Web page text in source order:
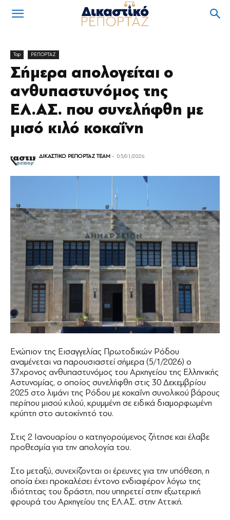
Top ΡΕΠΟΡΤΑΖ
Σήμερα απολογείται ο
ανθυπαστυνόμος της
ΕΛ.ΑΣ. που συνελήφθη με
μισό κιλό κοκαΐνη
ΔΙΚΑΣΤΙΚΟ ΡΕΠΟΡΤΑΖ TEAM - 05/01/2026
Ενώπιον της Εισαγγελίας Πρωτοδικών Ρόδου
αναμένεται να παρουσιαστεί σήμερα (5/1/2026) ο
37χρονος ανθυπαστυνόμος του Αρχηγείου της Ελληνικής
Αστυνομίας, ο οποίος συνελήφθη στις 30 Δεκεμβρίου
2025 στο λιμάνι της Ρόδου με κοκαΐνη συνολικού βάρους
περίπου μισού κιλού, κρυμμένη σε ειδικά διαμορφωμένη
κρύπτη στο αυτοκίνητό του.
Στις 2 Ιανουαρίου ο κατηγορούμενος ζήτησε και έλαβε
προθεσμία για την απολογία του.
Στο μεταξύ, συνεχίζονται οι έρευνες για την υπόθεση, η
οποία έχει προκαλέσει έντονο ενδιαφέρον λόγω της
ιδιότητας του δράστη, που υπηρετεί στην εξωτερική
φρουρά του Αρχηγείου της ΕΛ.ΑΣ. στην Αττική.